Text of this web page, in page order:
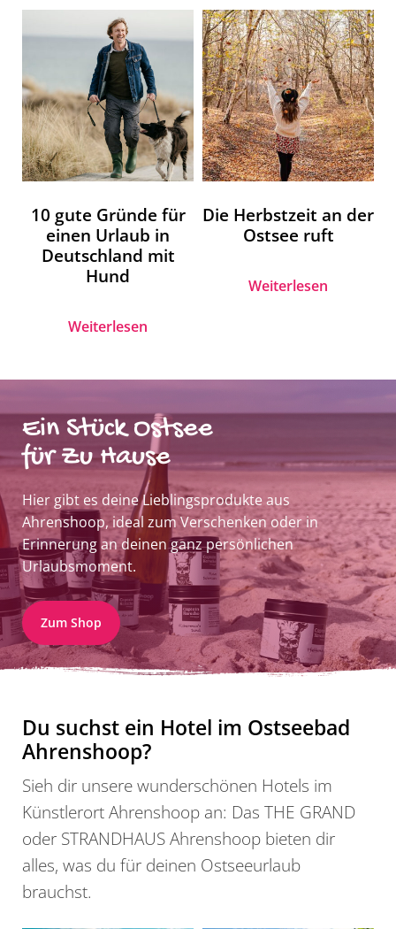
10 gute Gründe für
einen Urlaub in
Deutschland mit
Hund
Weiterlesen
Die Herbstzeit an der
Ostsee ruft
Weiterlesen
Ein Stück Ostsee
für Zu Hause
Hier gibt es deine Lieblingsprodukte aus
Ahrenshoop, ideal zum Verschenken oder in
Erinnerung an deinen ganz persönlichen
Urlaubsmoment.
Zum Shop
Du suchst ein Hotel im Ostseebad
Ahrenshoop?
Sieh dir unsere wunderschönen Hotels im
Künstlerort Ahrenshoop an: Das THE GRAND
oder STRANDHAUS Ahrenshoop bieten dir
alles, was du für deinen Ostseeurlaub
brauchst.